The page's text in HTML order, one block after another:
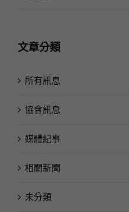
文章分類
所有訊息
協會訊息
媒體紀事
相關新聞